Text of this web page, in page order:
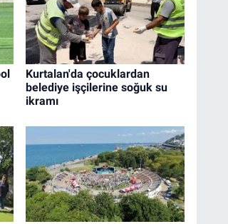
Kurtalan'da çocuklardan
belediye işçilerine soğuk su
ikramı